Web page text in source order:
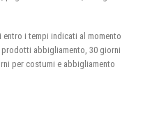
i tempi indicati al momento
abbigliamento, 30 giorni
per costumi e abbigliamento